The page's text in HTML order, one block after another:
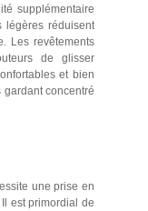
supplémentaire
légères réduisent
Les revêtements
de glisser
et bien
concentré
une prise en
est primordial de